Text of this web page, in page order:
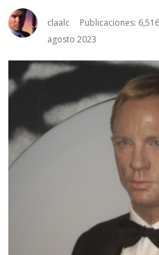
claalc
Publicaciones: 6,516
agosto 2023